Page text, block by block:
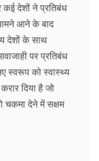
कई देशों ने प्रतिबंध
आने के बाद
देशों के साथ
पर प्रतिबंध
स्वरूप को स्वास्थ्य
दिया है जो
चकमा देने में सक्षम